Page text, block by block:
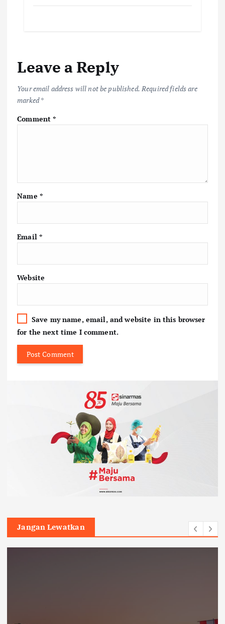
Leave a Reply
Your email address will not be published. Required fields are
marked*
Comment*
Name *
Email *
Website
Save my name, email, and website in this browser
for the next time I comment.
Jangan Lewatkan